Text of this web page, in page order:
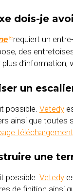
dois-je
®requiert un
des
plus d’information,
un
possible. Vetedy
ainsi que toutes
une
possible. Vetedy